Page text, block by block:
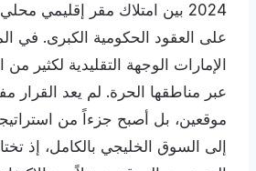
2024 بين امتلاك مقر إقليمي
على العقود الحكومية الكبرى. في
الإمارات الوجهة التقليدية لكثير
عبر مناطقها الحرة. لم يعد القرار
موقعين، بل أصبح جزءاً من
إلى السوق الخليجي بالكامل، إذ